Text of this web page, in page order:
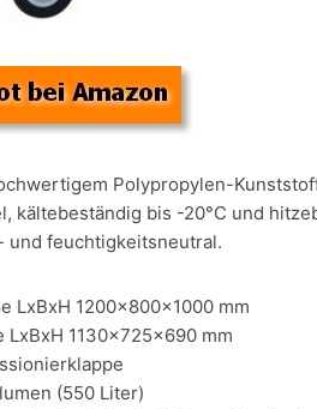
Polypropylen-
kältebeständig bis -20°C und
und feuchtigkeitsneutral.
LxBxH 1200x800x1000 mm
LxBxH 1130x725x690 mm
(550 Liter)